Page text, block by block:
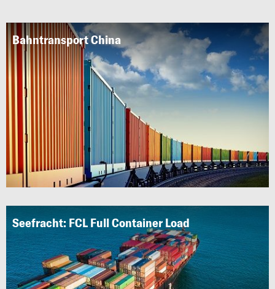
Bahntransport China
Seefracht: FCL Full Container Load